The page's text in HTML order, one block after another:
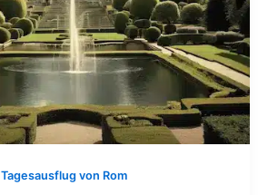
Tagesausflug von Rom